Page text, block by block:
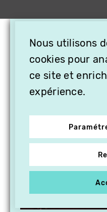
Nous utilisons
cookies pour
ce site et
expérience.
OFFREZ
CADEAU,
PROCHES